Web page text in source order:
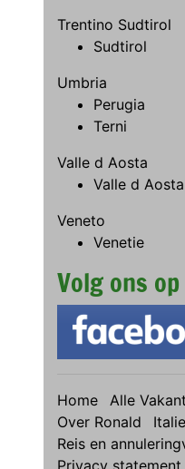
Trentino Sudtirol
Sudtirol
Umbria
Perugia
Terni
Valle d Aosta
Valle d Aosta
Veneto
Venetie
Volg ons
Home Alle
Over Ronald
Italie
Reis en
Privacy statement